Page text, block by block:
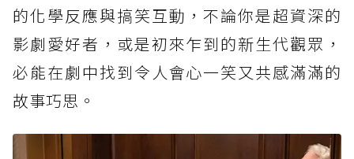
的化學反應與搞笑互動，不論你是超資深的
影劇愛好者，或是初來乍到的新生代觀眾，
必能在劇中找到令人會心一笑又共感滿滿的
故事巧思。